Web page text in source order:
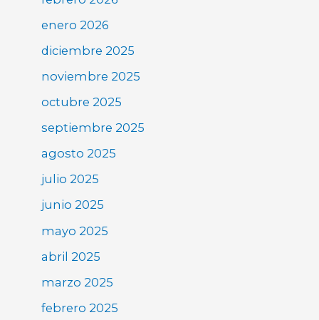
enero 2026
diciembre 2025
noviembre 2025
octubre 2025
septiembre 2025
agosto 2025
julio 2025
junio 2025
mayo 2025
abril 2025
marzo 2025
febrero 2025